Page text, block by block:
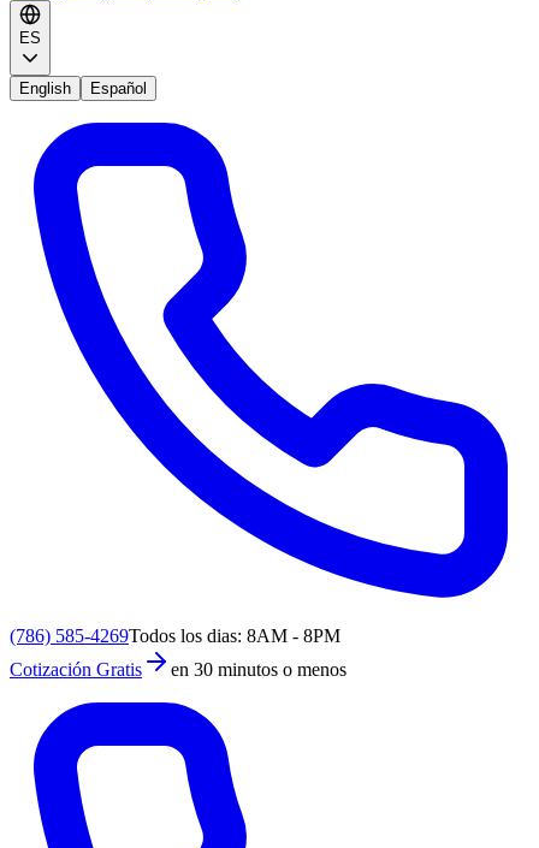
ES
English Español
(786) 585-4269Todos los dias: 8AM - 8PM
Cotización Gratis
en 30 minutos o menos